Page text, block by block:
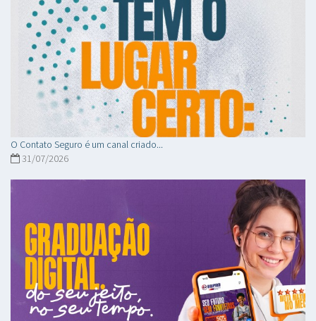
O Contato Seguro é um canal criado...
31/07/2026